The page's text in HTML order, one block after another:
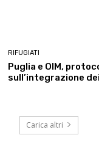
RIFUGIATI
Puglia e OIM,
sull’integrazione
Carica altri